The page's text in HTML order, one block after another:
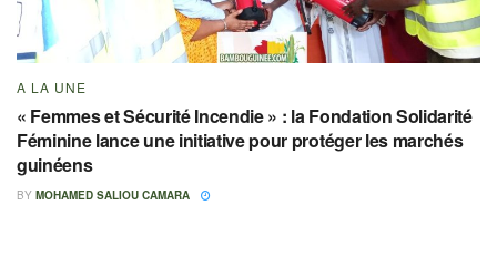
A LA UNE
« Femmes et Sécurité Incendie » : la Fondation Solidarité
Féminine lance une initiative pour protéger les marchés
guinéens
BY MOHAMED SALIOU CAMARA